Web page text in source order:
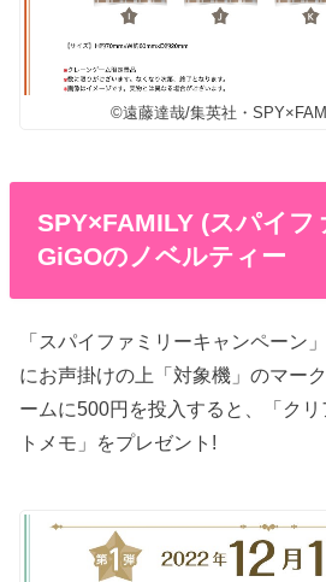
©遠藤達哉/集英社・
SPY×FAMILY (スパイフ
GiGOのノベルティー
「スパイファミリーキャンペーン
にお声掛けの上「対象機」のマー
ームに500円を投入すると、「ク
トメモ」をプレゼント!